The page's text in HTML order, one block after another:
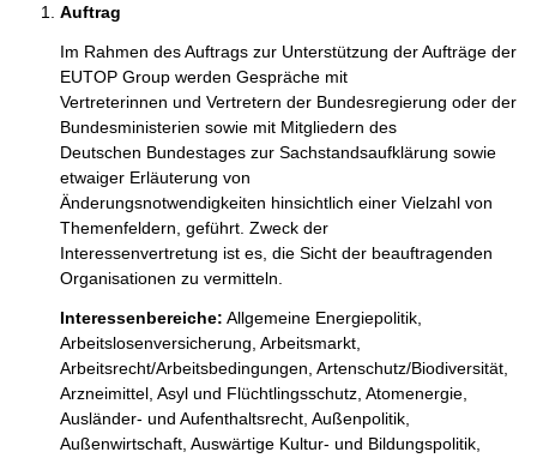
Auftrag
Im Rahmen des Auftrags zur Unterstützung der Aufträge der
EUTOP Group werden Gespräche mit
Vertreterinnen und Vertretern der Bundesregierung oder der
Bundesministerien sowie mit Mitgliedern des
Deutschen Bundestages zur Sachstandsaufklärung sowie
etwaiger Erläuterung von
Änderungsnotwendigkeiten hinsichtlich einer Vielzahl von
Themenfeldern, geführt. Zweck der
Interessenvertretung ist es, die Sicht der beauftragenden
Organisationen zu vermitteln.
Interessenbereiche: Allgemeine Energiepolitik,
Arbeitslosenversicherung, Arbeitsmarkt,
Arbeitsrecht/Arbeitsbedingungen, Artenschutz/Biodiversität,
Arzneimittel, Asyl und Flüchtlingsschutz, Atomenergie,
Ausländer- und Aufenthaltsrecht, Außenpolitik,
Außenwirtschaft, Auswärtige Kultur- und Bildungspolitik,